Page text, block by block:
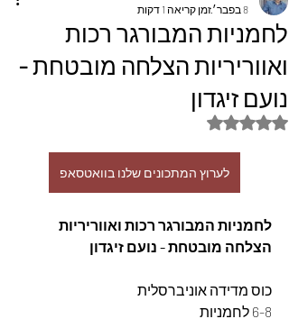
לחמניות המבורגר רכות
ואווריריות הצלחה מובטחת -
נועם זיגדון
8 בפבר׳
זמן קריאה 1 דקות
דירוג של NaN מתוך 5 כוכבים
לערוץ המתכונים שלנו בוואטסאפ
לחמניות המבורגר רכות ואווריריות
הצלחה מובטחת - נועם זיגדון
כוס מדידה אוניברסלית
6-8 לחמניות